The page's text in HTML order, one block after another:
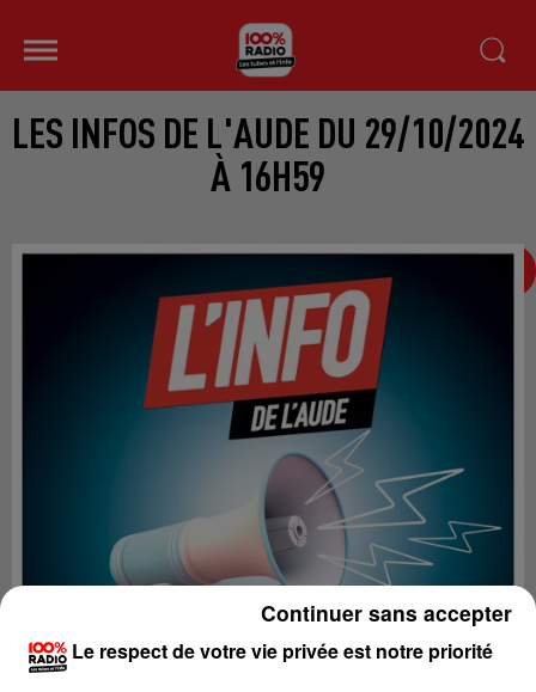
LES INFOS DE L'AUDE DU 29/10/2024
À 16H59
Le respect de votre vie privée est notre priorité
Continuer sans accepter